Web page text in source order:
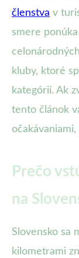
členstva v
smere
kluby, ktoré
kategórií. Ak
tento článok
Prečo
na
Slovensko sa
kilometrami